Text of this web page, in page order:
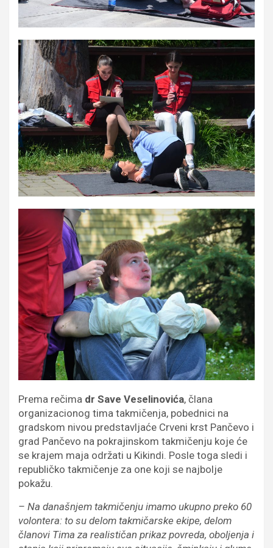
Prema rečima dr Save Veselinovića, člana
organizacionog tima takmičenja, pobednici na
gradskom nivou predstavljaće Crveni krst Pančevo i
grad Pančevo na pokrajinskom takmičenju koje će
se krajem maja održati u Kikindi. Posle toga sledi i
republičko takmičenje za one koji se najbolje
pokažu.
– Na današnjem takmičenju imamo ukupno preko 60
volontera: to su delom takmičarske ekipe, delom
članovi Tima za realističan prikaz povreda, oboljenja i